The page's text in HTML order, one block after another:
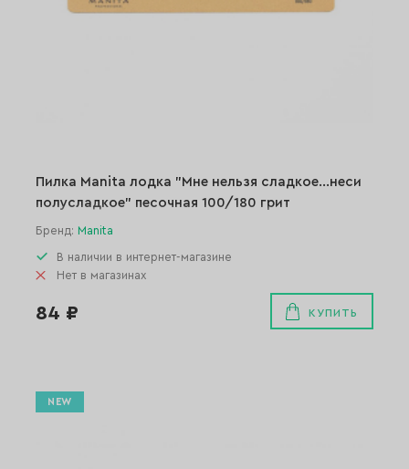
Пилка Manita лодка "Мне нельзя сладкое...неси
полусладкое" песочная 100/180 грит
Бренд: Manita
В наличии в интернет-магазине
Нет в магазинах
84 ₽ КУПИТЬ
NEW